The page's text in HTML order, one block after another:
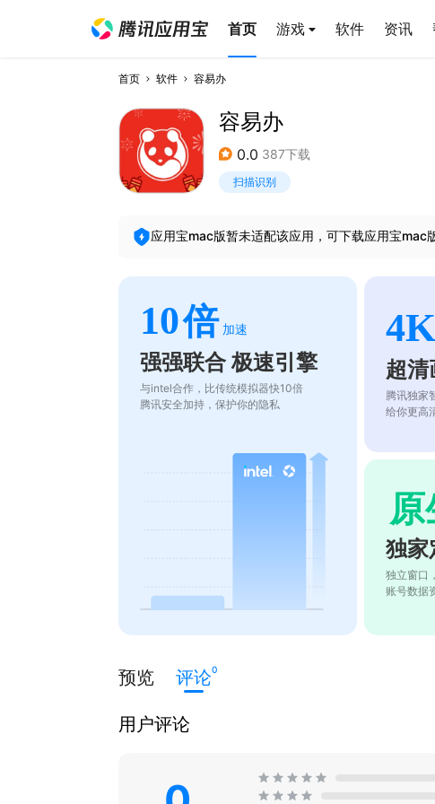
首页 游戏 软件 资讯
首页 软件 容易办
容易办
0.0 387下载
扫描识别
应用宝mac版暂未适配该应用，可下载应用宝mac
10倍 加速
强强联合 极速引擎
与intel合作，比传统模拟器快10倍
腾讯安全加持，保护你的隐私
超清
腾讯独家
给你更高
原
独家
独立窗口
账号数据
预览 评论0
用户评论